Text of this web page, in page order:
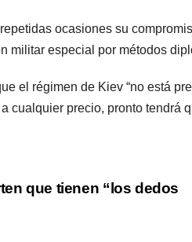
ocasiones su
militar especial por métodos
el régimen de Kiev “no está
cualquier precio, pronto tendrá
que tienen “los dedos